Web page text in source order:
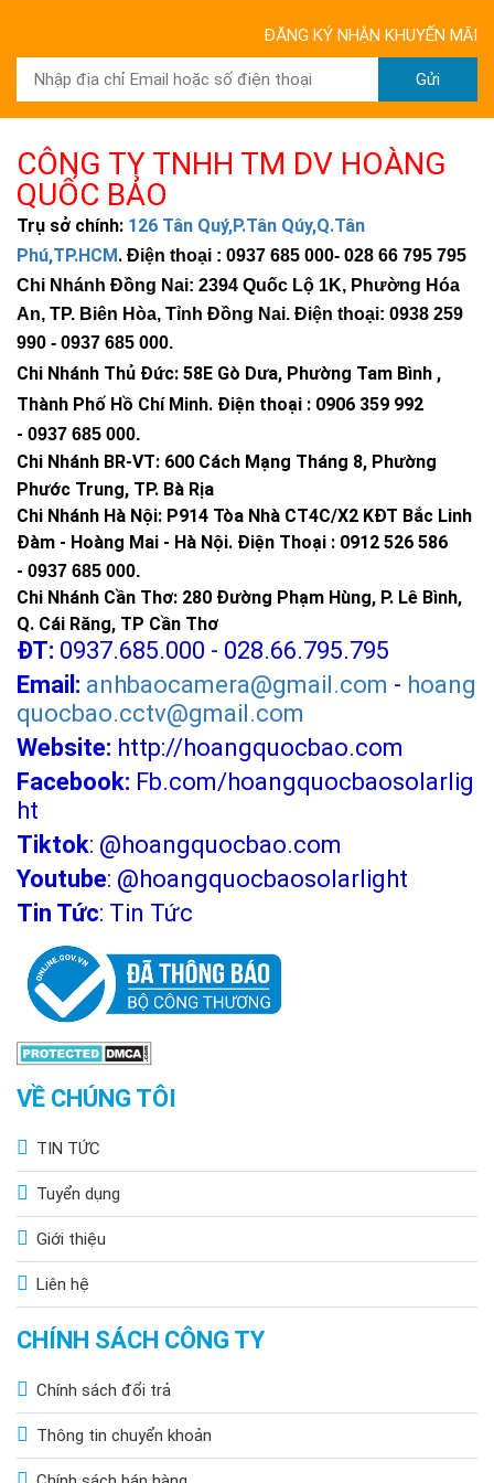
chỉ từ 320k, giao toàn
quốc, độ sáng mạnh
ĐĂNG KÝ NHẬN KHUYẾN MÃI
Gửi
CÔNG TY TNHH TM DV HOÀNG
QUỐC BẢO
Trụ sở chính: 126 Tân Quý,P.Tân Qúy,Q.Tân
Phú,TP.HCM. Điện thoại : 0937 685 000- 028 66 795 795
Chi Nhánh Đồng Nai: 2394 Quốc Lộ 1K, Phường Hóa
An, TP. Biên Hòa, Tỉnh Đồng Nai. Điện thoại: 0938 259
990 - 0937 685 000.
Chi Nhánh Thủ Đức: 58E Gò Dưa, Phường Tam Bình ,
Thành Phố Hồ Chí Minh. Điện thoại : 0906 359 992
- 0937 685 000.
Chi Nhánh BR-VT: 600 Cách Mạng Tháng 8, Phường
Phước Trung, TP. Bà Rịa
Chi Nhánh Hà Nội: P914 Tòa Nhà CT4C/X2 KĐT Bắc Linh
Đàm - Hoàng Mai - Hà Nội. Điện Thoại : 0912 526 586
- 0937 685 000.
Chi Nhánh Cần Thơ: 280 Đường Phạm Hùng, P. Lê Bình,
Q. Cái Răng, TP Cần Thơ
ĐT: 0937.685.000 - 028.66.795.795
Email: anhbaocamera@gmail.com - hoang
quocbao.cctv@gmail.com
Website: http://hoangquocbao.com
Facebook: Fb.com/hoangquocbaosolarlig
ht
Tiktok: @hoangquocbao.com
Youtube: @hoangquocbaosolarlight
Tin Tức: Tin Tức
VỀ CHÚNG TÔI
TIN TỨC
Tuyển dụng
Giới thiệu
Liên hệ
CHÍNH SÁCH CÔNG TY
Chính sách đổi trả
Thông tin chuyển khoản